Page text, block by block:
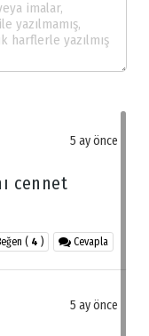
5 ay önce
cennet
Cevapla
( 4 )
5 ay önce